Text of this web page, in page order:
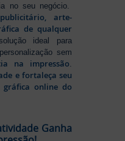
no seu negócio.
arte-
de qualquer
ideal para
sem
na impressão
e fortaleça seu
gráfica online do
Ganha